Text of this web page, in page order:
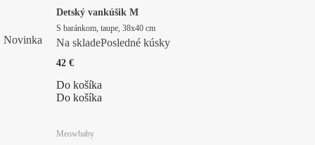
Novinka
Detský vankúšik M
S baránkom, taupe, 38x40 cm
Na skladePosledné kúsky
42 €
Do košíka
Do košíka
Meowbaby